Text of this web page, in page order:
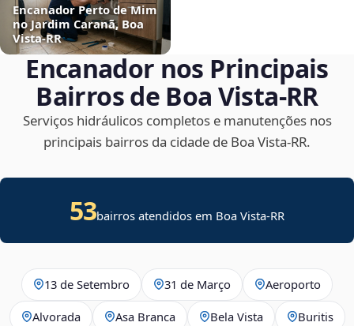
Encanador Perto de Mim
no Jardim Caranã, Boa
Vista‑RR
Encanador nos Principais
Bairros de Boa Vista‑RR
Serviços hidráulicos completos e manutenções nos
principais bairros da cidade de Boa Vista‑RR.
53bairros atendidos em Boa Vista-RR
13 de Setembro 31 de Março Aeroporto
Alvorada Asa Branca Bela Vista Buritis